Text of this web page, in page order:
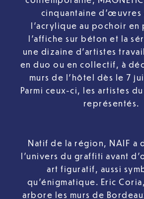
cinquantaine d’œuvres
l’acrylique au pochoir en
l’affiche sur béton et la
une dizaine d’artistes
en duo ou en collectif, à
murs de l’hôtel dès le 7
Parmi ceux-ci, les artistes
représentés.
Natif de la région, NAIF a
l’univers du graffiti avant
art figuratif, aussi
qu’énigmatique. Eric
arbore les murs de